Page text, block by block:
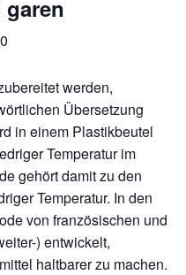
werden,
Übersetzung
in einem Plastikbeutel
Temperatur im
gehört damit zu den
Temperatur. In den
von französischen und
) entwickelt,
haltbarer zu machen.